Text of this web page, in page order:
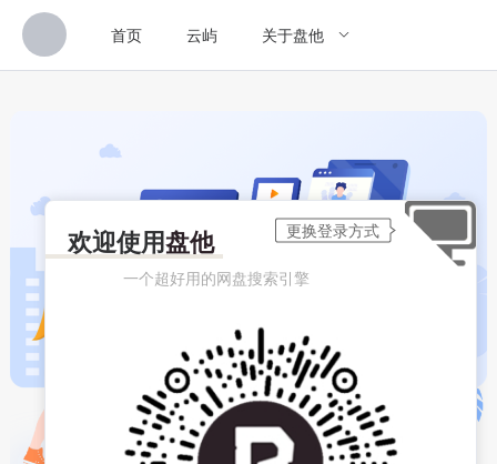
首页 云屿 关于盘他
欢迎使用盘他
一个超好用的网盘搜索引擎